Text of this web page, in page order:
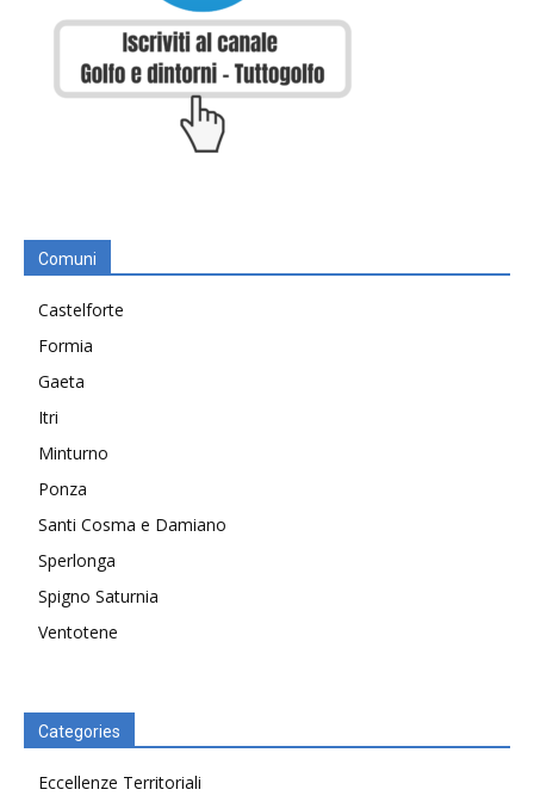
Comuni
Castelforte
Formia
Gaeta
Itri
Minturno
Ponza
Santi Cosma e Damiano
Sperlonga
Spigno Saturnia
Ventotene
Categories
Eccellenze Territoriali